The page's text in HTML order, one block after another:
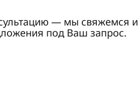
— мы свяжемся и
под Ваш запрос.